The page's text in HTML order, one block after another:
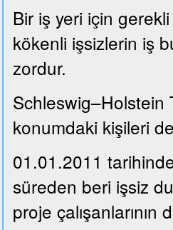
Bir iş yeri için
kökenli işsizlerin iş
zordur.
Schleswig–Holstein
konumdaki kişileri
01.01.2011
süreden beri işsiz
proje çalışanlarının